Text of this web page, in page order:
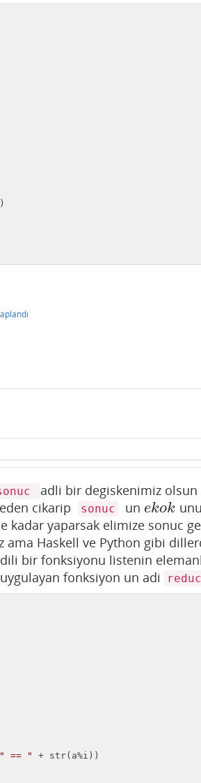
adli bir degiskenimiz olsun
cikarip sonuc un ekok
ekok unu
kadar yaparsak elimize sonuc
ama Haskell ve Python gibi
bir fonksiyonu listenin
fonksiyon un adi
" == " + str(a%i))